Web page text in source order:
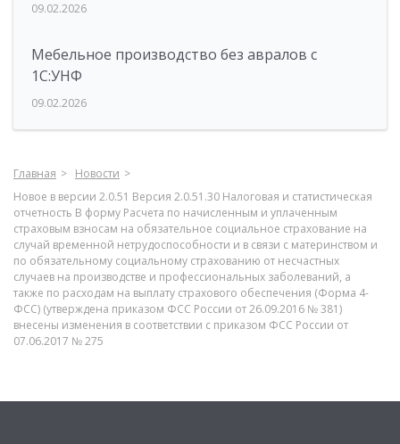
09.02.2026
Мебельное производство без авралов с
1С:УНФ
09.02.2026
Главная
Новости
Новое в версии 2.0.51 Версия 2.0.51.30 Налоговая и статистическая
отчетность В форму Расчета по начисленным и уплаченным
страховым взносам на обязательное социальное страхование на
случай временной нетрудоспособности и в связи с материнством и
по обязательному социальному страхованию от несчастных
случаев на производстве и профессиональных заболеваний, а
также по расходам на выплату страхового обеспечения (Форма 4-
ФСС) (утверждена приказом ФСС России от 26.09.2016 № 381)
внесены изменения в соответствии с приказом ФСС России от
07.06.2017 № 275